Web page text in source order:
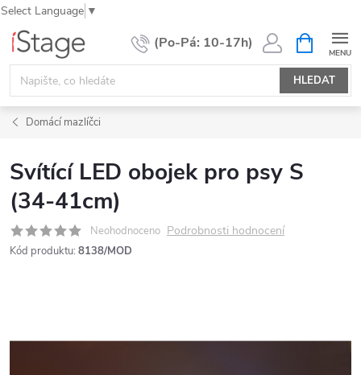
Select Language ▼
Přejít
obsah
HLEDAT
NÁKUPNÍ
KOŠÍK
Domácí mazlíčci
Svítící LED obojek pro psy S
(34-41cm)
Neohodnoceno Podrobnosti hodnocení
Kód produktu: 8138/MOD